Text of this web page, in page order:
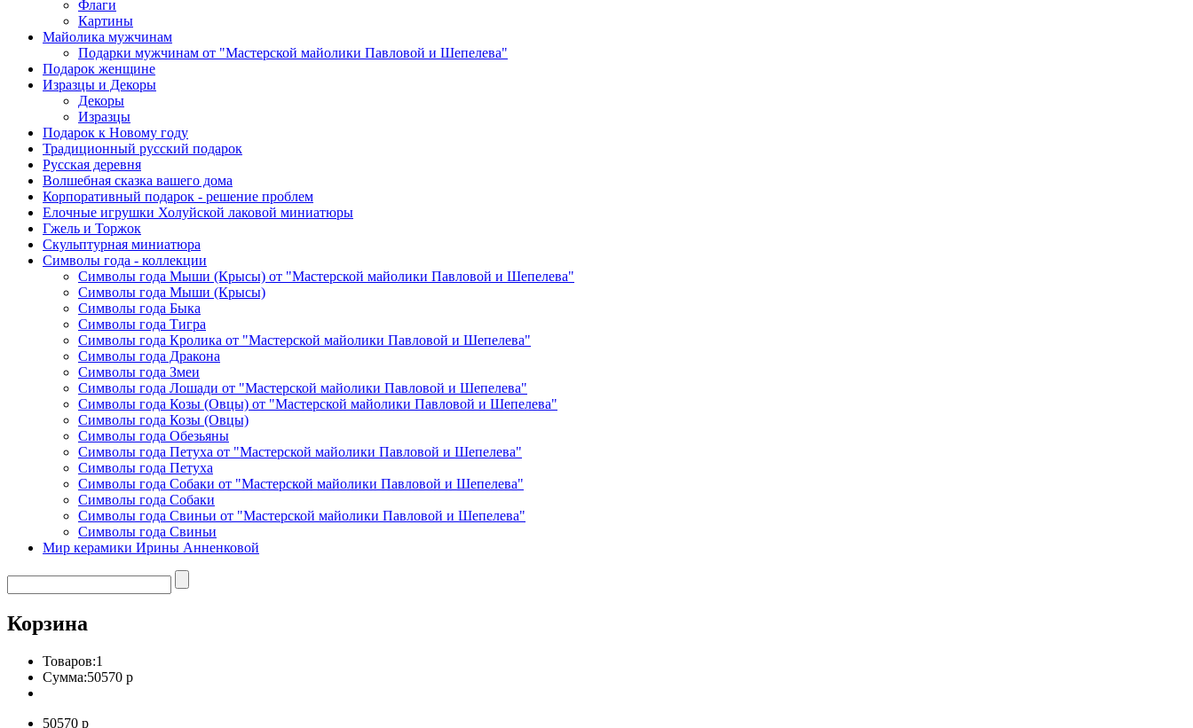
Флаги
Картины
Майолика мужчинам
Подарки мужчинам от "Мастерской майолики Павловой и Шепелева"
Подарок женщине
Изразцы и Декоры
Декоры
Изразцы
Подарок к Новому году
Традиционный русский подарок
Русская деревня
Волшебная сказка вашего дома
Корпоративный подарок - решение проблем
Елочные игрушки Холуйской лаковой миниатюры
Гжель и Торжок
Скульптурная миниатюра
Символы года - коллекции
Символы года Мыши (Крысы) от "Мастерской майолики Павловой и Шепелева"
Символы года Мыши (Крысы)
Символы года Быка
Символы года Тигра
Символы года Кролика от "Мастерской майолики Павловой и Шепелева"
Символы года Дракона
Символы года Змеи
Символы года Лошади от "Мастерской майолики Павловой и Шепелева"
Символы года Козы (Овцы) от "Мастерской майолики Павловой и Шепелева"
Символы года Козы (Овцы)
Символы года Обезьяны
Символы года Петуха от "Мастерской майолики Павловой и Шепелева"
Символы года Петуха
Символы года Собаки от "Мастерской майолики Павловой и Шепелева"
Символы года Собаки
Символы года Свиньи от "Мастерской майолики Павловой и Шепелева"
Символы года Свиньи
Мир керамики Ирины Анненковой
Корзина
Товаров:1
Сумма:50570 р
50570 р